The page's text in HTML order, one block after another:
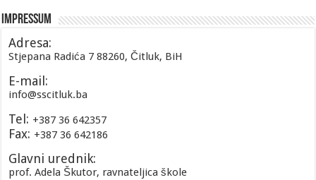
Impressum
Adresa:
Stjepana Radića 7 88260, Čitluk, BiH
E-mail:
info@sscitluk.ba
Tel: +387 36 642357
Fax: +387 36 642186
Glavni urednik:
prof. Adela Škutor, ravnateljica škole